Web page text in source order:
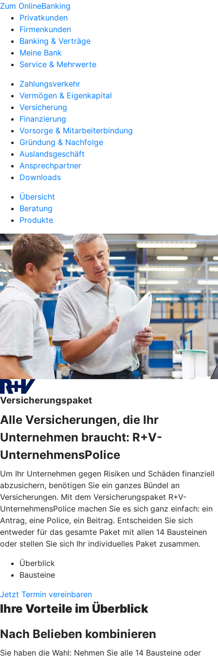
Zum OnlineBanking
Privatkunden
Firmenkunden
Banking & Verträge
Meine Bank
Service & Mehrwerte
Zahlungsverkehr
Vermögen & Eigenkapital
Versicherung
Finanzierung
Vorsorge & Mitarbeiterbindung
Gründung & Nachfolge
Auslandsgeschäft
Ansprechpartner
Downloads
Übersicht
Beratung
Produkte
Versicherungspaket
Alle Versicherungen, die Ihr
Unternehmen braucht: R+V-
UnternehmensPolice
Um Ihr Unternehmen gegen Risiken und Schäden finanziell
abzusichern, benötigen Sie ein ganzes Bündel an
Versicherungen. Mit dem Versicherungspaket R+V-
UnternehmensPolice machen Sie es sich ganz einfach: ein
Antrag, eine Police, ein Beitrag. Entscheiden Sie sich
entweder für das gesamte Paket mit allen 14 Bausteinen
oder stellen Sie sich Ihr individuelles Paket zusammen.
Überblick
Bausteine
Jetzt Termin vereinbaren
Ihre Vorteile im Überblick
Nach Belieben kombinieren
Sie haben die Wahl: Nehmen Sie alle 14 Bausteine oder